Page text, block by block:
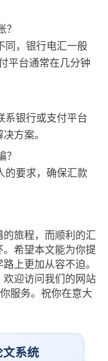
同，银行电汇一般
平台通常在几分钟
系银行或支付平台
方案。
的要求，确保汇款
旅程，而顺利的汇
希望本文能为你提
上更加从容不迫。
迎访问我们的网站
服务。祝你在意大
系统